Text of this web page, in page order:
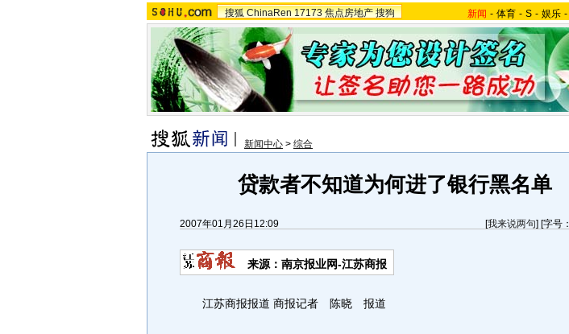
搜狐 ChinaRen 17173 焦点房地产 搜狗 新闻 - 体育 - S - 娱乐 -
新闻中心 > 综合
贷款者不知道为何进了银行黑名单
2007年01月26日12:09 [我来说两句] [字号：
来源：南京报业网-江苏商报
江苏商报报道 商报记者 陈晓 报道